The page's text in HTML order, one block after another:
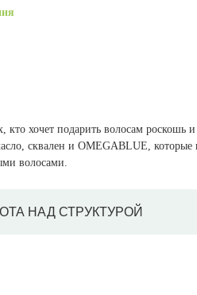
кто хочет подарить волосам роскошь
сквален и OMEGABLUE, которые
волосами.
НАД СТРУКТУРОЙ